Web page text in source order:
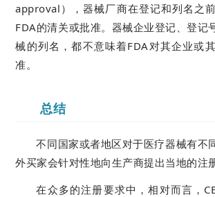
approval），器械厂商在登记和列名之
FDA的清关或批准。器械企业登记、登记
械的列名，都不意味着FDA对其企业或
准。
总结
不同国家或者地区对于医疗器械有不
外买家会针对性地向生产商提出当地的注
在众多的注册要求中，相对而言，